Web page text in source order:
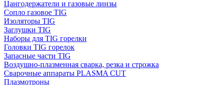
Цангодержатели и газовые линзы
Сопло газовое TIG
Изоляторы TIG
Заглушки TIG
Наборы для TIG горелки
Головки TIG горелок
Запасные части TIG
Воздушно-плазменная сварка, резка и строжка
Сварочные аппараты PLASMA CUT
Плазмотроны